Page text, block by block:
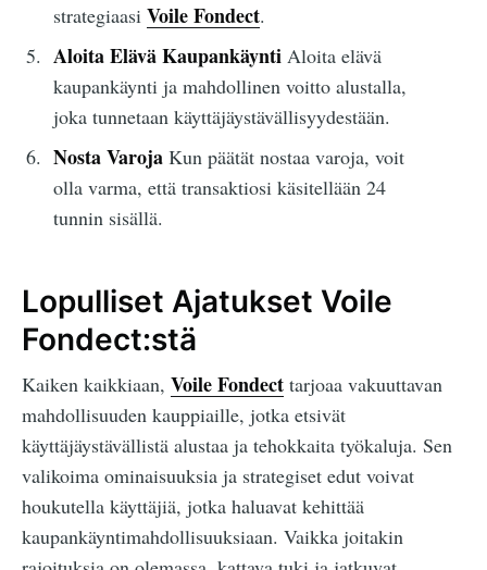
strategiaasi Voile Fondect.
Aloita Elävä KaupankäyntiAloita elävä
kaupankäynti ja mahdollinen voitto alustalla,
joka tunnetaan käyttäjäystävällisyydestään.
Nosta VarojaKun päätät nostaa varoja, voit
olla varma, että transaktiosi käsitellään 24
tunnin sisällä.
Lopulliset Ajatukset Voile
Fondect:stä
Kaiken kaikkiaan, Voile Fondect tarjoaa vakuuttavan
mahdollisuuden kauppiaille, jotka etsivät
käyttäjäystävällistä alustaa ja tehokkaita työkaluja. Sen
valikoima ominaisuuksia ja strategiset edut voivat
houkutella käyttäjiä, jotka haluavat kehittää
kaupankäyntimahdollisuuksiaan. Vaikka joitakin